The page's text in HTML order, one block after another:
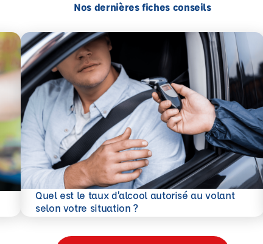
Nos dernières fiches conseils
Quel est le taux d’alcool autorisé au volant
selon votre situation ?
En savoir plus